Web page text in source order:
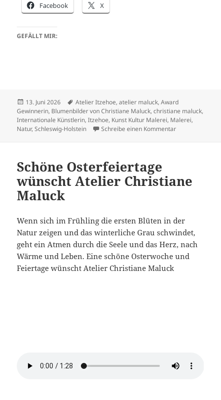
Facebook X
GEFÄLLT MIR:
Veröffentlicht
am
13. Juni 2026 Schlagwörter
Atelier Itzehoe,atelier maluck,Award
Gewinnerin, Blumenbilder von Christiane Maluck,christiane maluck,
Internationale Künstlerin,Itzehoe, Kunst Kultur Malerei, Malerei,
Natur,Schleswig-Holstein Schreibe einen Kommentarzu
Schöne Osterfeiertage
wünscht Atelier Christiane
Maluck
Wenn sich im Frühling die ersten Blüten in der
Natur zeigen und das winterliche Grau schwindet,
geht ein Atmen durch die Seele und das Herz, nach
Wärme und Leben. Eine schöne Osterwoche und
Feiertage wünscht Atelier Christiane Maluck